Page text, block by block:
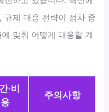
규제 대응 전략이 점차 중
맞춰 어떻게 대응할 계
·비
용
주의사항